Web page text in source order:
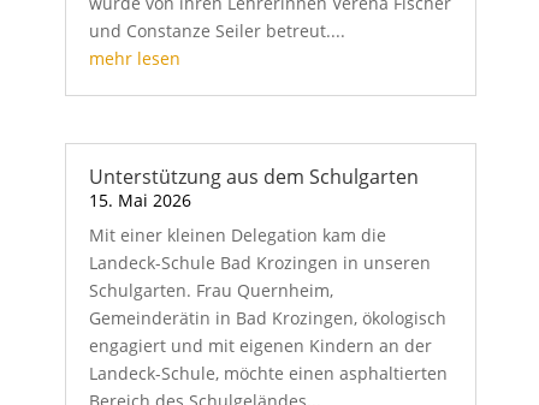
und Constanze Seiler betreut....
mehr lesen
Unterstützung aus dem Schulgarten
15. Mai 2026
Mit einer kleinen Delegation kam die
Landeck-Schule Bad Krozingen in unseren
Schulgarten. Frau Quernheim,
Gemeinderätin in Bad Krozingen, ökologisch
engagiert und mit eigenen Kindern an der
Landeck-Schule, möchte einen asphaltierten